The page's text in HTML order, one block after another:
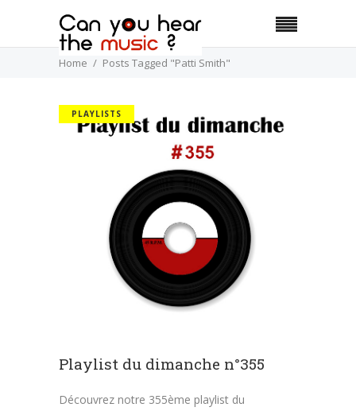
Home Posts Tagged "Patti Smith"
PLAYLISTS
Playlist du dimanche n°355
Découvrez notre 355ème playlist du